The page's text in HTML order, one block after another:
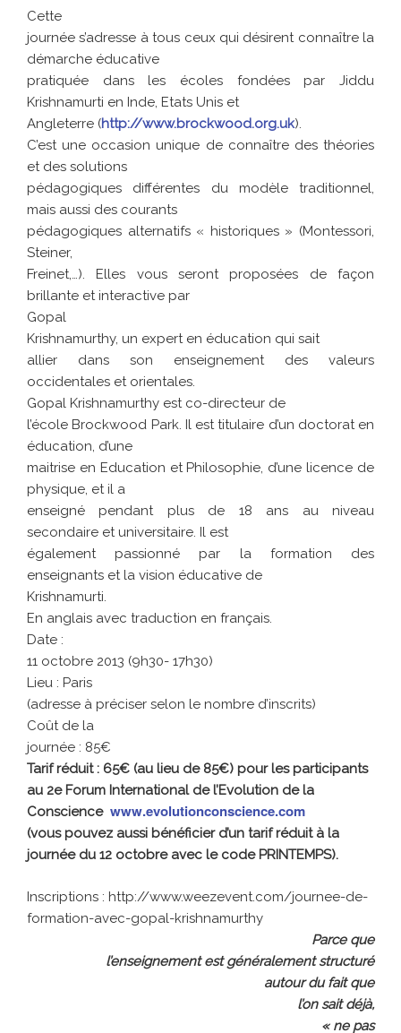
Cette
journée s’adresse à tous ceux qui désirent connaître la
démarche éducative
pratiquée dans les écoles fondées par Jiddu
Krishnamurti en Inde, Etats Unis et
Angleterre (http://www.brockwood.org.uk).
C’est une occasion unique de connaître des théories
et des solutions
pédagogiques différentes du modèle traditionnel,
mais aussi des courants
pédagogiques alternatifs « historiques » (Montessori,
Steiner,
Freinet,…). Elles vous seront proposées de façon
brillante et interactive par
Gopal
Krishnamurthy, un expert en éducation qui sait
allier dans son enseignement des valeurs
occidentales et orientales.
Gopal Krishnamurthy est co-directeur de
l’école Brockwood Park. Il est titulaire d’un doctorat en
éducation, d’une
maitrise en Education et Philosophie, d’une licence de
physique, et il a
enseigné pendant plus de 18 ans au niveau
secondaire et universitaire. Il est
également passionné par la formation des
enseignants et la vision éducative de
Krishnamurti.
En anglais avec traduction en français.
Date :
11 octobre 2013 (9h30- 17h30)
Lieu : Paris
(adresse à préciser selon le nombre d’inscrits)
Coût de la
journée : 85€
Tarif réduit : 65€ (au lieu de 85€) pour les participants
au 2e Forum International de l’Evolution de la
Conscience www.evolutionconscience.com
(vous pouvez aussi bénéficier d’un tarif réduit à la
journée du 12 octobre avec le code PRINTEMPS).
Inscriptions : http://www.weezevent.com/journee-de-
formation-avec-gopal-krishnamurthy
Parce que
l’enseignement est généralement structuré
autour du fait que
l’on sait déjà,
« ne pas